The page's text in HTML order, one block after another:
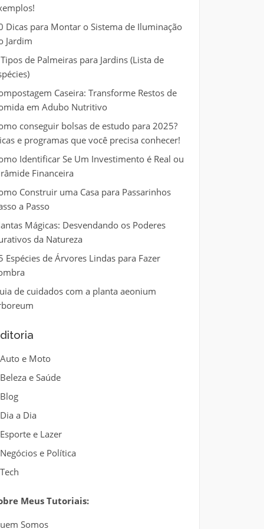
Dicas para Montar o Sistema de Iluminação
Jardim
de Palmeiras para Jardins (Lista de
Caseira: Transforme Restos de
em Adubo Nutritivo
conseguir bolsas de estudo para 2025?
e programas que você precisa conhecer!
Identificar Se Um Investimento é Real ou
Financeira
Construir uma Casa para Passarinhos
a Passo
Mágicas: Desvendando os Poderes
da Natureza
Espécies de Árvores Lindas para Fazer
de cuidados com a planta aeonium
Auto e Moto
Beleza e Saúde
Blog
Dia a Dia
Esporte e Lazer
Negócios e Política
Tech
Meus Tutoriais:
Somos